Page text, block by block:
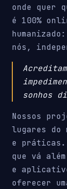
onde quer
é 100%
nós,
sonhos
Nossos
lugares do
e práticas.
que vá
e
oferecer